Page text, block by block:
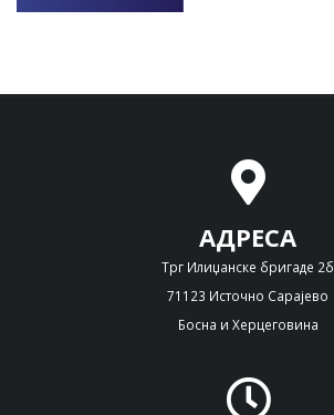
АДРЕСА
Трг Илиџанске бригаде 2б
71123 Источно Сарајево
Босна и Херцеговина